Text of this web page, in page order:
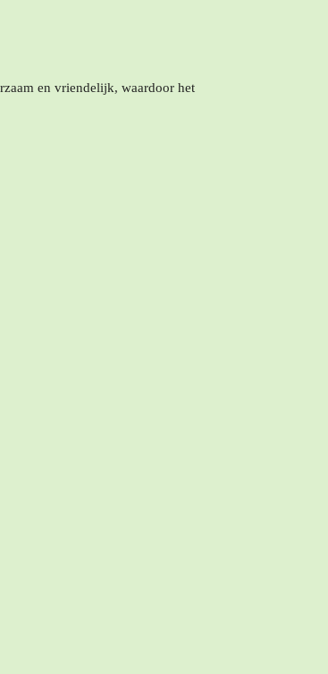
en vriendelijk, waardoor het